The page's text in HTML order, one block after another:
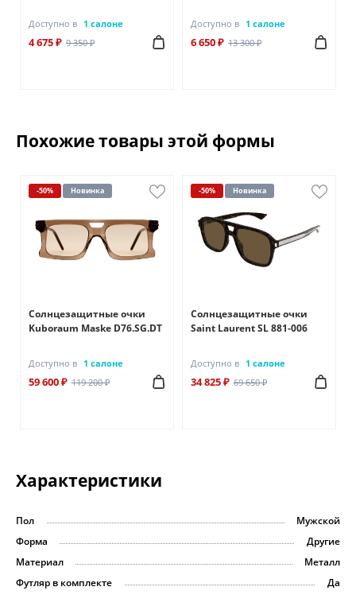
Доступно в 1 салоне
4 675 ₽ 9 350 ₽
Доступно в 1 салоне
6 650 ₽ 13 300 ₽
Похожие товары этой формы
-50% Новинка
Солнцезащитные очки
Kuboraum Maske D76.SG.DT
Доступно в 1 салоне
59 600 ₽ 119 200 ₽
-50% Новинка
Солнцезащитные очки
Saint Laurent SL 881-006
Доступно в 1 салоне
34 825 ₽ 69 650 ₽
Характеристики
Пол
Мужской
Форма
Другие
Материал
Металл
Футляр в комплекте
Да